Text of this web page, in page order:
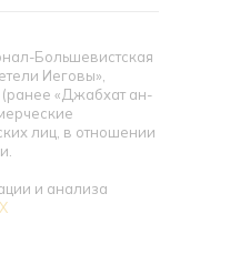
Большевистская
Иеговы»,
(ранее «Джабхат ан-
лиц, в отношении
и анализа